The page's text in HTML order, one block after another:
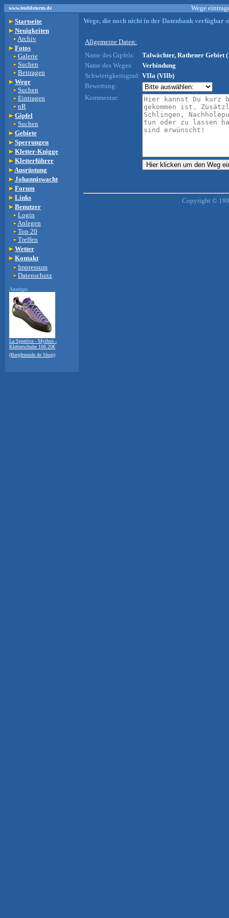
www.teufelsturm.de
Wege
Startseite
Neuigkeiten
Archiv
Fotos
Galerie
Suchen
Beitragen
Wege
Suchen
Eintragen
nR
Gipfel
Suchen
Gebiete
Sperrungen
Kletter-Knigge
Kletterführer
Ausrüstung
Johanniswacht
Forum
Links
Benutzer
Login
Anlegen
Top 20
Treffen
Wetter
Kontakt
Impressum
Datenschutz
Anzeige:
La Sportiva - Mythos -
Kletterschuhe 106.20€
(Bergfreunde.de Shop)
Wege, die noch nicht in der Datenbank verfügbar
Allgemeine Daten:
Name des Gipfels:
Talwächter, Rathener Gebiet
Name des Weges:
Verbindung
Schwierigkeitsgrad: VIIa (VIIb)
Bewertung:
Kommentar:
Copyright ©